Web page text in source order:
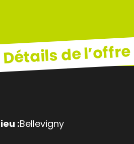
Détails de l’offre
:Bellevigny